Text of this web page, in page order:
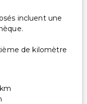
incluent une
de kilomètre